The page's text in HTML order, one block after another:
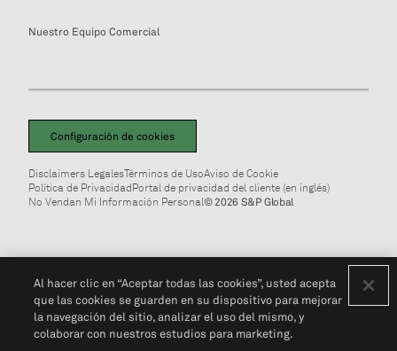
Nuestro Equipo Comercial
Configuración de cookies
Disclaimers LegalesTérminos de UsoAviso de Cookie
Política de PrivacidadPortal de privacidad del cliente (en inglés)
No Vendan Mi Información Personal© 2026 S&P Global
Al hacer clic en “Aceptar todas las cookies”, usted acepta
que las cookies se guarden en su dispositivo para mejorar
la navegación del sitio, analizar el uso del mismo, y
colaborar con nuestros estudios para marketing.